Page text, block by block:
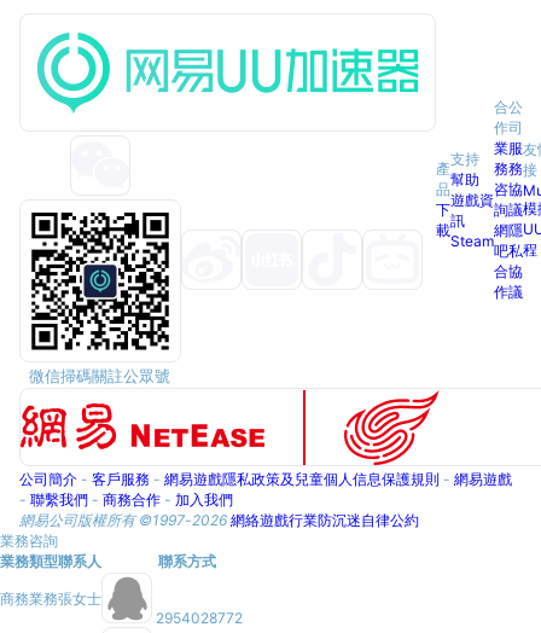
微信掃碼關註公眾號
產
品
下
載
支持
幫助
遊戲資
訊
Steam
合
作
業
務
咨
詢
網
吧
合
作
公
司
服
務
協
議
隱
私
協
議
友
接
模
程
公司簡介- 客戶服務- 網易遊戲隱私政策及兒童個人信息保護規則- 網易遊戲
- 聯繫我們- 商務合作- 加入我們
網易公司版權所有 ©1997-2026 網絡遊戲行業防沉迷自律公約
業務咨詢
業務類型聯系人 聯系方式
商務業務張女士
2954028772